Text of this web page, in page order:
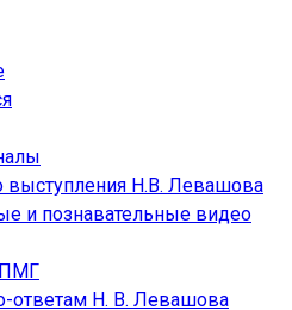
выступления Н.В. Левашова
и познавательные видео
ответам Н. В. Левашова